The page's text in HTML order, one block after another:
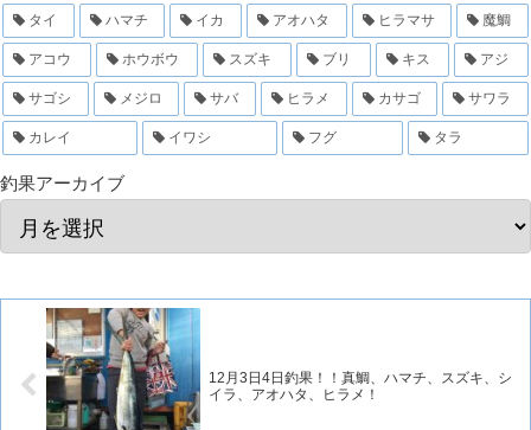
タイ ハマチ イカ アオハタ ヒラマサ 魔鯛
アコウ ホウボウ スズキ ブリ キス アジ
サゴシ メジロ サバ ヒラメ カサゴ サワラ
カレイ イワシ フグ タラ
釣果アーカイブ
12月3日4日釣果！！真鯛、ハマチ、スズキ、シ
イラ、アオハタ、ヒラメ！